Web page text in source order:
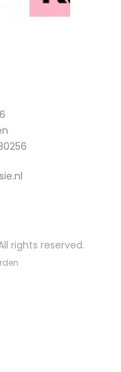
rights reserved.